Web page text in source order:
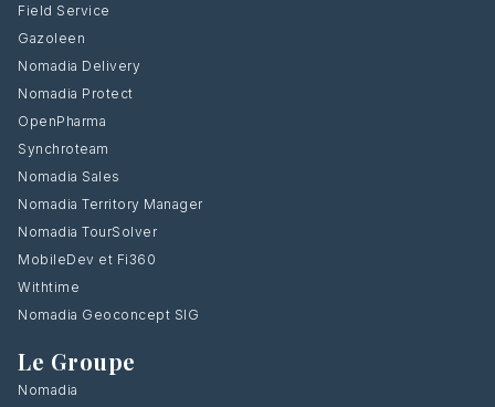
Field Service
Gazoleen
Nomadia Delivery
Nomadia Protect
OpenPharma
Synchroteam
Nomadia Sales
Nomadia Territory Manager
Nomadia TourSolver
MobileDev et Fi360
Withtime
Nomadia Geoconcept SIG
Le Groupe
Nomadia